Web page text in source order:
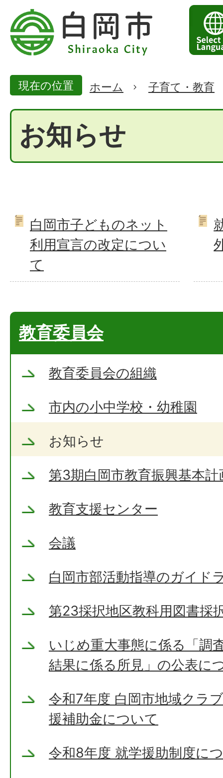
現在の位置 ホーム 子育て・教育
お知らせ
白岡市子どものネット
利用宣言の改定につい
て
教育委員会
教育委員会の組織
市内の小中学校・幼稚園
お知らせ
第3期白岡市教育振興基本計
教育支援センター
会議
白岡市部活動指導のガイド
第23採択地区教科用図書採
いじめ重大事態に係る「調
結果に係る所見」の公表に
令和7年度 白岡市地域クラ
援補助金について
令和8年度 就学援助制度に